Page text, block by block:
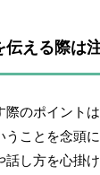
える際は
のポイント
うことを念頭
し方を心掛